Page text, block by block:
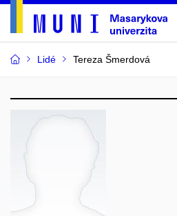
Lidé Tereza Šmerdová